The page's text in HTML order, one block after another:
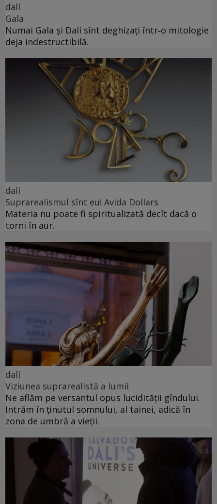
dalí
Gala
Numai Gala și Dalí sînt deghizați într‑o mitologie
deja indestructibilă.
dalí
Suprarealismul sînt eu! Avida Dollars
Materia nu poate fi spiritualizată decît dacă o
torni în aur.
dalí
Viziunea suprarealistă a lumii
Ne aflăm pe versantul opus lucidității gîndului.
Intrăm în ținutul somnului, al tainei, adică în
zona de umbră a vieții.